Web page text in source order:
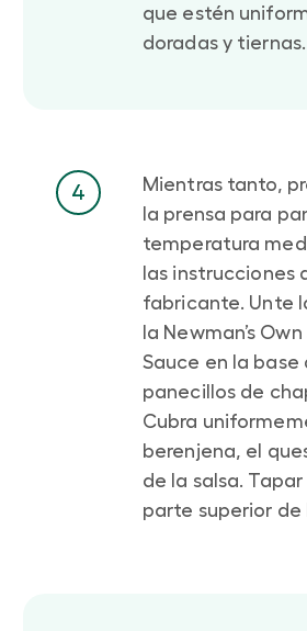
que estén
doradas y tiernas.
4
Mientras tanto,
la prensa para
temperatura
las instrucciones
fabricante. Unte
la Newman’s
Sauce en la base
panecillos de
Cubra
berenjena, el
de la salsa.
parte superior de